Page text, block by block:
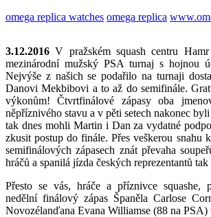
omega replica watches omega replica
3.12.2016 V pražském squash centru
mezinárodní mužský PSA turnaj s hojnou
Nejvýše z našich se podařilo na turnaji
Danovi Mekbibovi a to až do semifinále.
výkonům! Čtvrtfinálové zápasy oba
něpříznivého stavu a v pěti setech nakonec
tak dnes mohli Martin i Dan za vydatné
zkusit postup do finále. Přes veškerou snahu
semifinálových zápasech znát převaha
hráčů a spanilá jízda českých reprezentantů
Přesto se vás, hráče a příznivce squashe,
nedělní finálový zápas Španěla Carlose
Novozélanďana Evana Williamse (88 na PSA)